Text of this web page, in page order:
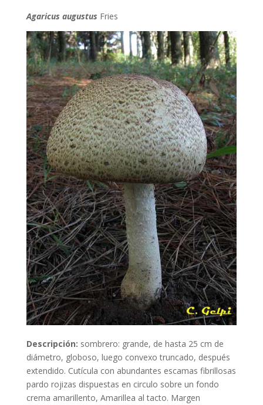
Agaricus augustus Fries
Descripción: sombrero: grande, de hasta 25 cm de
diámetro, globoso, luego convexo truncado, después
extendido. Cutícula con abundantes escamas fibrillosas
pardo rojizas dispuestas en circulo sobre un fondo
crema amarillento, Amarillea al tacto. Margen